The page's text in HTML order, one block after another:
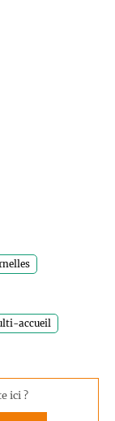
accueil
ici ?